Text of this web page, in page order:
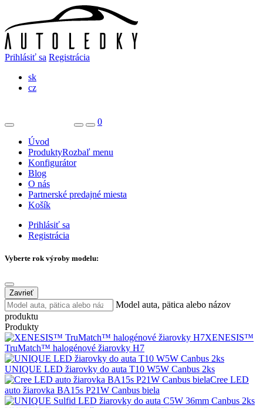
Prihlásiť sa Registrácia
sk
cz
0
Úvod
ProduktyRozbaľ menu
Konfigurátor
Blog
O nás
Partnerské predajné miesta
Košík
Prihlásiť sa
Registrácia
Vyberte rok výroby modelu:
Zavrieť
Model auta, pätica alebo názov
produktu
Produkty
XENESIS™
TruMatch™ halogénové žiarovky H7
UNIQUE LED žiarovky do auta T10 W5W Canbus 2ks
Cree LED
auto žiarovka BA15s P21W Canbus biela